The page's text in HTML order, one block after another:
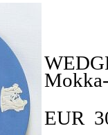
EUR